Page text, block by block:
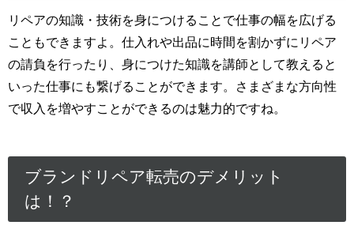
リペアの知識・技術を身につけることで仕事の幅を広げる
こともできますよ。仕入れや出品に時間を割かずにリペア
の請負を行ったり、身につけた知識を講師として教えると
いった仕事にも繋げることができます。さまざまな方向性
で収入を増やすことができるのは魅力的ですね。
ブランドリペア転売のデメリット
は！？